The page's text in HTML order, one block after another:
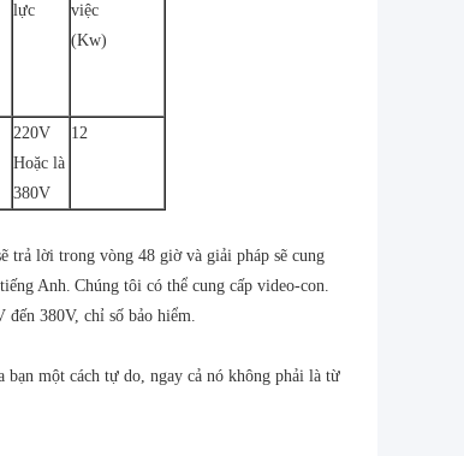
lực
việc
(Kw)
220V
Hoặc là
380V
12
trả lời trong vòng 48 giờ và giải pháp sẽ cung
Anh. Chúng tôi có thể cung cấp video-con.
đến 380V, chỉ số bảo hiểm.
bạn một cách tự do, ngay cả nó không phải là từ